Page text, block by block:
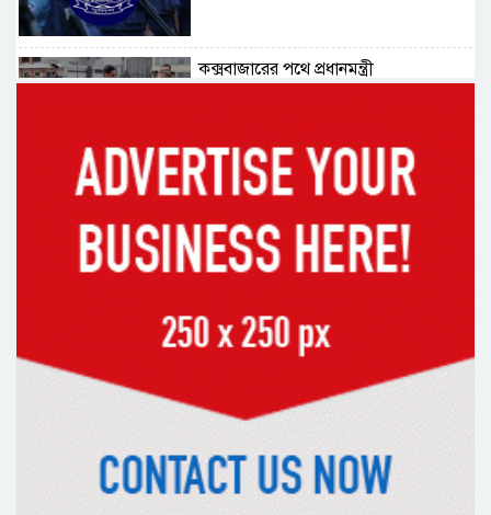
কক্সবাজারের পথে প্রধানমন্ত্রী
র‌্যাবের বিশেষ অভিযানে দুর্গাপুরে
আসামি গ্রেফতার
উদ্ধার করল ফায়ার সার্ভিস
মন্দিরের নিজস্ব জমি ক্রয়, রাসিক প্রশাসক